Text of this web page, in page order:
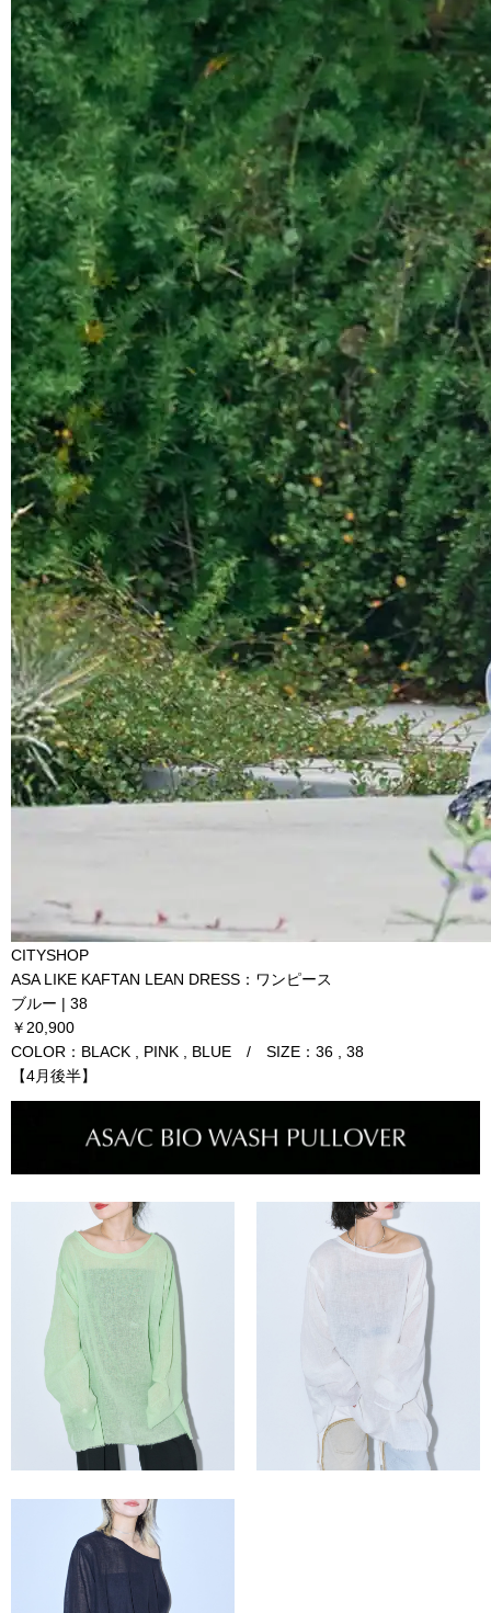
CITYSHOP
ASA LIKE KAFTAN LEAN DRESS：ワンピース
ブルー | 38
￥20,900
COLOR：BLACK , PINK , BLUE / SIZE：36 , 38
【4月後半】